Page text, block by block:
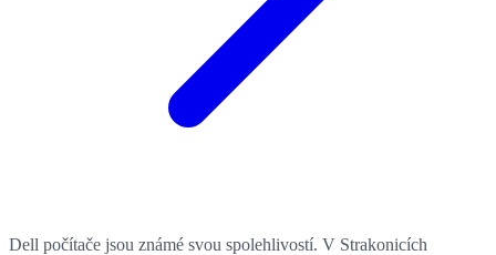
Dell počítače jsou známé svou spolehlivostí. V Strakonicích